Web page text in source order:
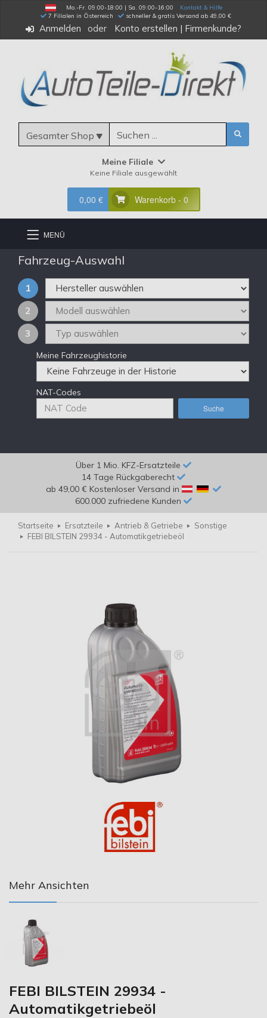
Mo.-Fr. 09:00-18:00 | Sa. 09:00-16:00
Kontakt & Hilfe
7 Filialen in Österreich
schneller & gratis Versand ab 49,00 €
Anmelden Konto erstellen | Firmenkunde?
Gesamter Shop
Meine Filiale
Keine Filiale ausgewählt
0,00 € Warenkorb - 0
MENÜ
Fahrzeug-Auswahl
1
2
3
Meine Fahrzeughistorie
NAT-Codes
Suche
Über 1 Mio. KFZ-Ersatzteile
14 Tage Rückgaberecht
ab 49,00 € Kostenloser Versand in
600.000 zufriedene Kunden
Startseite Ersatzteile Antrieb & Getriebe
Sonstige
FEBI BILSTEIN 29934 - Automatikgetriebeöl
Mehr Ansichten
FEBI BILSTEIN 29934 -
Automatikgetriebeöl